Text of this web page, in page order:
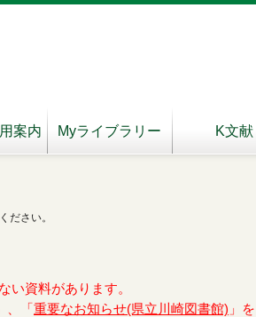
案内 Myライブラリー K文献
ださい。
い資料があります。
、「 重要なお知らせ(県立川崎図書館) 」